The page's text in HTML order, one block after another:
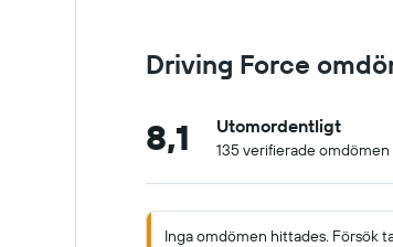
Driving Force
8,1 Utomordentligt
135 verifierade omdömen
Inga omdömen hittades. Försök